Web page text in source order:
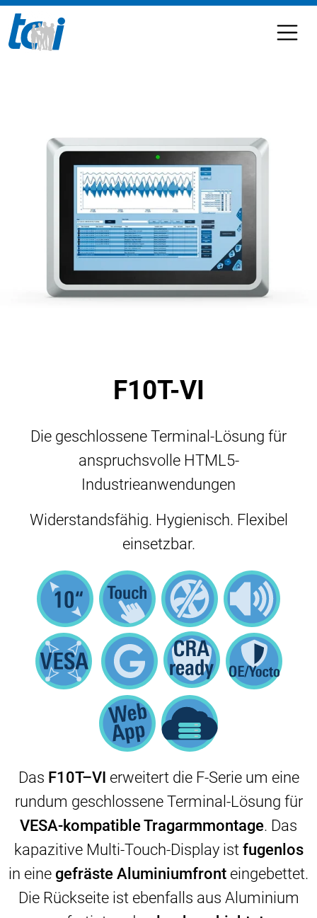
F10T-VI
Die geschlossene Terminal-Lösung für
anspruchsvolle HTML5-
Industrieanwendungen
Widerstandsfähig. Hygienisch. Flexibel
einsetzbar.
Das F10T–VI erweitert die F-Serie um eine
rundum geschlossene Terminal-Lösung für
VESA-kompatible Tragarmmontage. Das
kapazitive Multi-Touch-Display ist fugenlos
in eine gefräste Aluminiumfront eingebettet.
Die Rückseite ist ebenfalls aus Aluminium